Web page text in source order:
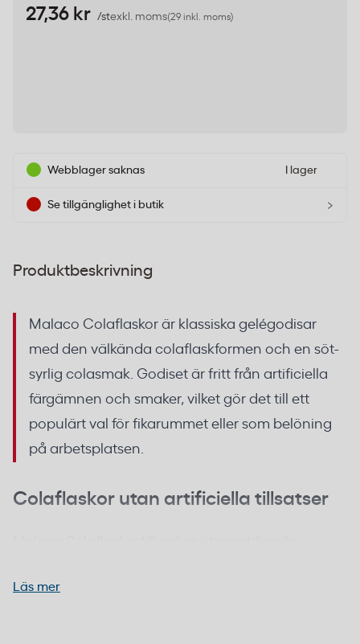
27,36 kr /stexkl. moms(29 inkl. moms)
Webblager saknas I lager
Se tillgänglighet i butik ›
Produktbeskrivning
Malaco Colaflaskor är klassiska gelégodisar
med den välkända colaflaskformen och en söt-
syrlig colasmak. Godiset är fritt från artificiella
färgämnen och smaker, vilket gör det till ett
populärt val för fikarummet eller som belöning
på arbetsplatsen.
Colaflaskor utan artificiella tillsatser
colasmaken kommer från naturliga aromämnen som
Läs mer